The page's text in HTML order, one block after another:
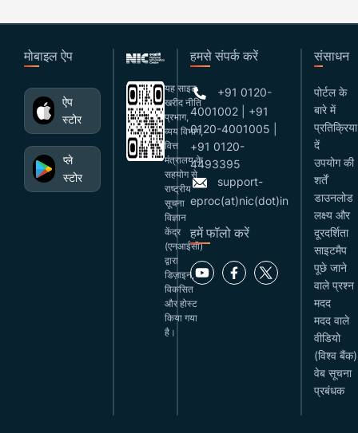
मोबाइल ऐप
ऐप
स्टोर
प्ले
स्टोर
यह साइट
खरीद नीति
प्रभाग,
व्यय विभाग,
वित्त
मंत्रालय के
सहयोग से
राष्ट्रीय
सूचना
विज्ञान
केंद्र
(एनआईसी)
द्वारा
डिज़ाइन,
विकसित
और होस्ट
किया गया
है।
हमसे संपर्क करें
+91 0120-
4001002 | +91
0120-4001005 |
+91 0120-
4493395
support-
eproc(at)nic(dot)in
हमें फॉलो करें
संसाधन
पोर्टल के
बारे में
प्रतिक्रिया
दें
उपयोग की
शर्तें
डाउनलोड
लक्ष्य और
दूरदर्शिता
साइटमैप
पूछे जाने
वाले प्रश्न
मदद
मदद वाले
वीडियो
(विश्व बैंक)
वेब सूचना
प्रबंधक